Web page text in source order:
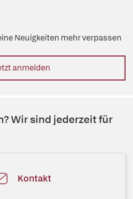
Neuigkeiten mehr verpassen
anmelden
Wir sind jederzeit für
Kontakt